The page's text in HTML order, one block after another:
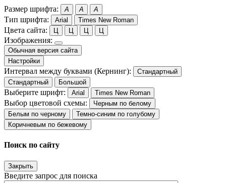
Размер шрифта: A A A
Тип шрифта: Arial Times New Roman
Цвета сайта: Ц Ц Ц Ц
Изображения:
Обычная версия сайта
Настройки
Интервал между буквами (Кернинг):
Стандартный
Стандартный
Большой
Выберите шрифт: Arial Times New Roman
Выбор цветовой схемы:
Черным по белому
Белым по черному
Темно-синим по голубому
Коричневым по бежевому
Поиск по сайту
Закрыть
Введите запрос для поиска